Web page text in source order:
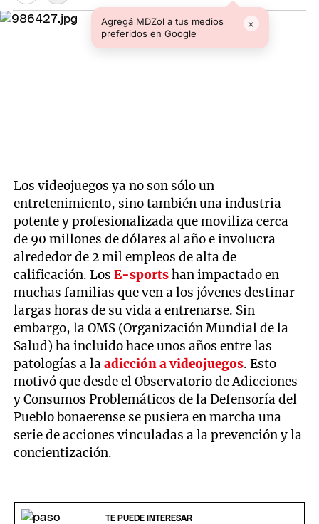
Agregá MDZol a tus medios
preferidos en Google
×
Los videojuegos ya no son sólo un
entretenimiento, sino también una industria
potente y profesionalizada que moviliza cerca
de 90 millones de dólares al año e involucra
alrededor de 2 mil empleos de alta de
calificación. LosE-sportshan impactado en
muchas familias que ven a los jóvenes destinar
largas horas de su vida a entrenarse. Sin
embargo, la OMS (Organización Mundial de la
Salud) ha incluido hace unos años entre las
patologías a laadicción a videojuegos. Esto
motivó que desde el Observatorio de Adicciones
y Consumos Problemáticos de la Defensoría del
Pueblo bonaerense se pusiera en marcha una
serie de acciones vinculadas a la prevención y la
concientización.
TE PUEDE INTERESAR